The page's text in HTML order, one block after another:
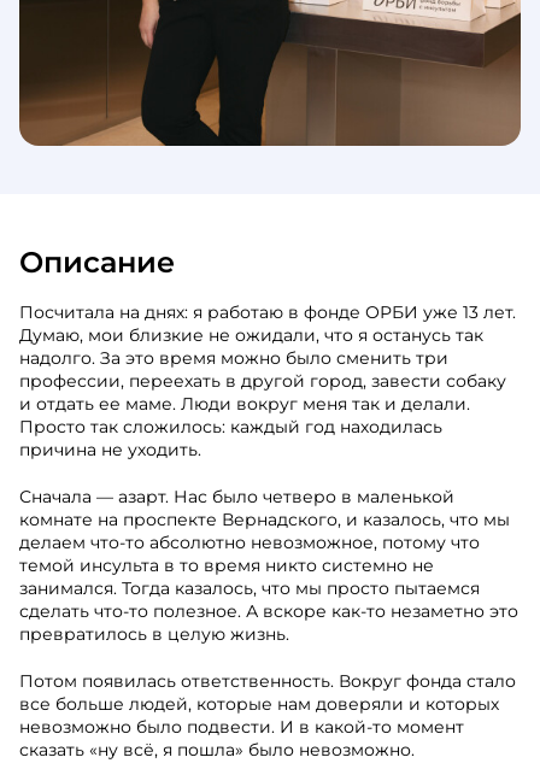
Описание
Посчитала на днях: я работаю в фонде ОРБИ уже 13 лет.
Думаю, мои близкие не ожидали, что я останусь так
надолго. За это время можно было сменить три
профессии, переехать в другой город, завести собаку
и отдать ее маме. Люди вокруг меня так и делали.
Просто так сложилось: каждый год находилась
причина не уходить.
Сначала — азарт. Нас было четверо в маленькой
комнате на проспекте Вернадского, и казалось, что мы
делаем что-то абсолютно невозможное, потому что
темой инсульта в то время никто системно не
занимался. Тогда казалось, что мы просто пытаемся
сделать что-то полезное. А вскоре как-то незаметно это
превратилось в целую жизнь.
Потом появилась ответственность. Вокруг фонда стало
все больше людей, которые нам доверяли и которых
невозможно было подвести. И в какой-то момент
сказать «ну всё, я пошла» было невозможно.